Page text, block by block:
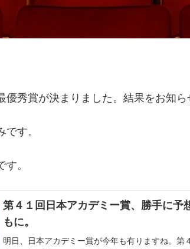
秀賞が決まりました。結果をお知ら
す。
。
第４１回日本アカデミー賞、勝手に予
もに。
明日、日本アカデミー賞が今年も有りますね。